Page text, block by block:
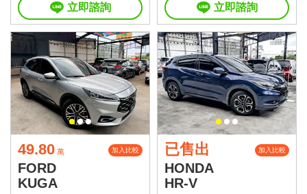
立即諮詢 立即諮詢
49.80 萬 加入比較
FORD
KUGA
已售出 加入比較
HONDA
HR-V